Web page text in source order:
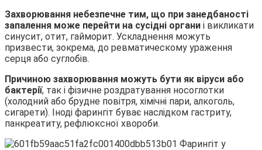
Захворювання небезпечне тим, що при занедбаності
запалення може перейти на сусідні органи і викликати
синусит, отит, гайморит. Ускладнення можуть
призвести, зокрема, до ревматическому ураження
серця або суглобів.
Причиною захворювання можуть бути як віруси або
бактерії, так і фізичне роздратування носоглотки
(холодний або брудне повітря, хімічні пари, алкоголь,
сигарети). Іноді фарингіт буває наслідком гастриту,
панкреатиту, рефлюксної хвороби.